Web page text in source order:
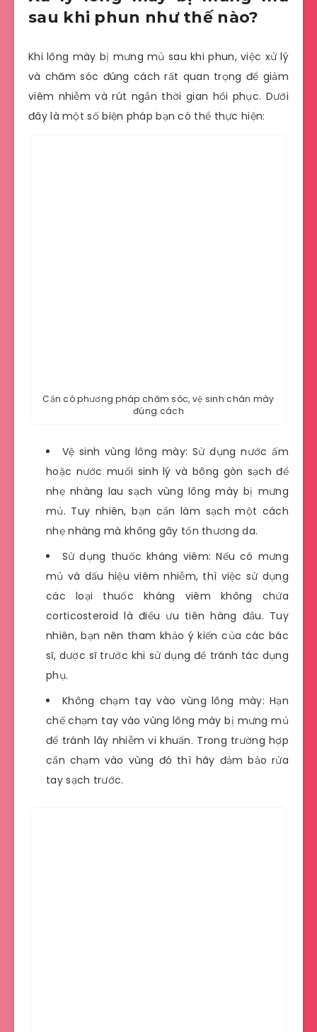
sau khi phun như thế nào?
Khi lông mày bị mưng mủ sau khi phun, việc xử lý
và chăm sóc đúng cách rất quan trọng để giảm
viêm nhiễm và rút ngắn thời gian hồi phục. Dưới
đây là một số biện pháp bạn có thể thực hiện:
Cần có phương pháp chăm sóc, vệ sinh chân mày
đúng cách
Vệ sinh vùng lông mày: Sử dụng nước ấm
hoặc nước muối sinh lý và bông gòn sạch để
nhẹ nhàng lau sạch vùng lông mày bị mưng
mủ. Tuy nhiên, bạn cần làm sạch một cách
nhẹ nhàng mà không gây tổn thương da.
Sử dụng thuốc kháng viêm: Nếu có mưng
mủ và dấu hiệu viêm nhiễm, thì việc sử dụng
các loại thuốc kháng viêm không chứa
corticosteroid là điều ưu tiên hàng đầu. Tuy
nhiên, bạn nên tham khảo ý kiến của các bác
sĩ, dược sĩ trước khi sử dụng để tránh tác dụng
phụ.
Không chạm tay vào vùng lông mày: Hạn
chế chạm tay vào vùng lông mày bị mưng mủ
để tránh lây nhiễm vi khuẩn. Trong trường hợp
cần chạm vào vùng đó thì hãy đảm bảo rửa
tay sạch trước.